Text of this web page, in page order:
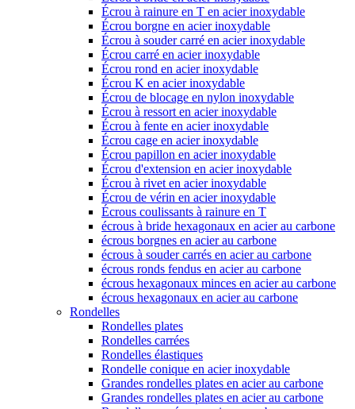
Écrou à rainure en T en acier inoxydable
Écrou borgne en acier inoxydable
Écrou à souder carré en acier inoxydable
Écrou carré en acier inoxydable
Écrou rond en acier inoxydable
Écrou K en acier inoxydable
Écrou de blocage en nylon inoxydable
Écrou à ressort en acier inoxydable
Écrou à fente en acier inoxydable
Écrou cage en acier inoxydable
Écrou papillon en acier inoxydable
Écrou d'extension en acier inoxydable
Écrou à rivet en acier inoxydable
Écrou de vérin en acier inoxydable
Écrous coulissants à rainure en T
écrous à bride hexagonaux en acier au carbone
écrous borgnes en acier au carbone
écrous à souder carrés en acier au carbone
écrous ronds fendus en acier au carbone
écrous hexagonaux minces en acier au carbone
écrous hexagonaux en acier au carbone
Rondelles
Rondelles plates
Rondelles carrées
Rondelles élastiques
Rondelle conique en acier inoxydable
Grandes rondelles plates en acier au carbone
Grandes rondelles plates en acier au carbone